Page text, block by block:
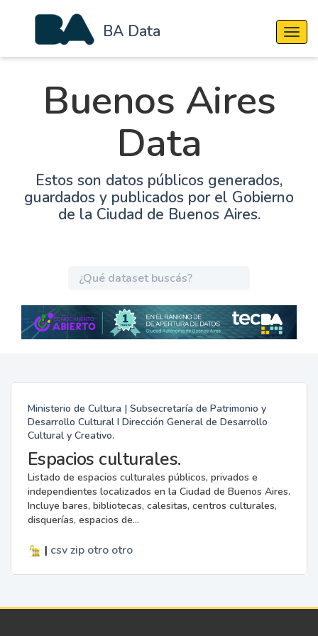
BA Data
Buenos Aires
Data
Estos son datos públicos generados,
guardados y publicados por el Gobierno
de la Ciudad de Buenos Aires.
Ministerio de Cultura | Subsecretaría de Patrimonio y
Desarrollo Cultural I Dirección General de Desarrollo
Cultural y Creativo.
Espacios culturales.
Listado de espacios culturales públicos, privados e
independientes localizados en la Ciudad de Buenos Aires.
Incluye bares, bibliotecas, calesitas, centros culturales,
disquerías, espacios de...
| csv zip otro otro